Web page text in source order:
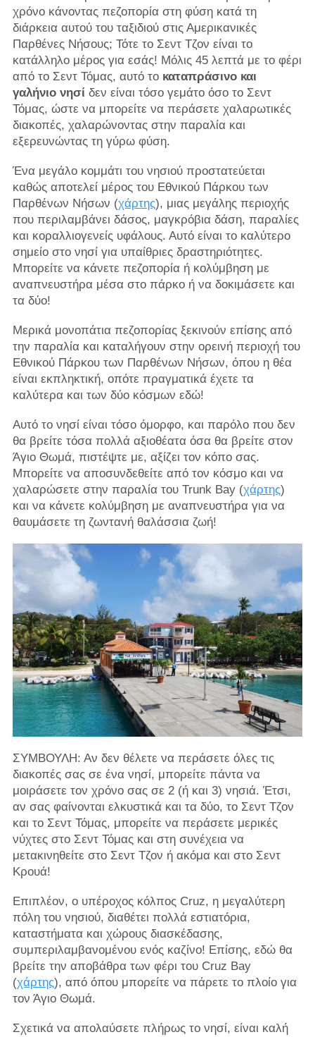
χρόνο κάνοντας πεζοπορία στη φύση κατά τη
διάρκεια αυτού του ταξιδιού στις Αμερικανικές
Παρθένες Νήσους; Τότε το Σεντ Τζον είναι το
κατάλληλο μέρος για εσάς! Μόλις 45 λεπτά με το φέρι
από το Σεντ Τόμας, αυτό το καταπράσινο και
γαλήνιο νησί δεν είναι τόσο γεμάτο όσο το Σεντ
Τόμας, ώστε να μπορείτε να περάσετε χαλαρωτικές
διακοπές, χαλαρώνοντας στην παραλία και
εξερευνώντας τη γύρω φύση.
Ένα μεγάλο κομμάτι του νησιού προστατεύεται
καθώς αποτελεί μέρος του Εθνικού Πάρκου των
Παρθένων Νήσων (χάρτης), μιας μεγάλης περιοχής
που περιλαμβάνει δάσος, μαγκρόβια δάση, παραλίες
και κοραλλιογενείς υφάλους. Αυτό είναι το καλύτερο
σημείο στο νησί για υπαίθριες δραστηριότητες.
Μπορείτε να κάνετε πεζοπορία ή κολύμβηση με
αναπνευστήρα μέσα στο πάρκο ή να δοκιμάσετε και
τα δύο!
Μερικά μονοπάτια πεζοπορίας ξεκινούν επίσης από
την παραλία και καταλήγουν στην ορεινή περιοχή του
Εθνικού Πάρκου των Παρθένων Νήσων, όπου η θέα
είναι εκπληκτική, οπότε πραγματικά έχετε τα
καλύτερα και των δύο κόσμων εδώ!
Αυτό το νησί είναι τόσο όμορφο, και παρόλο που δεν
θα βρείτε τόσα πολλά αξιοθέατα όσα θα βρείτε στον
Άγιο Θωμά, πιστέψτε με, αξίζει τον κόπο σας.
Μπορείτε να αποσυνδεθείτε από τον κόσμο και να
χαλαρώσετε στην παραλία του Trunk Bay (χάρτης)
και να κάνετε κολύμβηση με αναπνευστήρα για να
θαυμάσετε τη ζωντανή θαλάσσια ζωή!
ΣΥΜΒΟΥΛΗ: Αν δεν θέλετε να περάσετε όλες τις
διακοπές σας σε ένα νησί, μπορείτε πάντα να
μοιράσετε τον χρόνο σας σε 2 (ή και 3) νησιά. Έτσι,
αν σας φαίνονται ελκυστικά και τα δύο, το Σεντ Τζον
και το Σεντ Τόμας, μπορείτε να περάσετε μερικές
νύχτες στο Σεντ Τόμας και στη συνέχεια να
μετακινηθείτε στο Σεντ Τζον ή ακόμα και στο Σεντ
Κρουά!
Επιπλέον, ο υπέροχος κόλπος Cruz, η μεγαλύτερη
πόλη του νησιού, διαθέτει πολλά εστιατόρια,
καταστήματα και χώρους διασκέδασης,
συμπεριλαμβανομένου ενός καζίνο! Επίσης, εδώ θα
βρείτε την αποβάθρα των φέρι του Cruz Bay
(χάρτης), από όπου μπορείτε να πάρετε το πλοίο για
τον Άγιο Θωμά.
Σχετικά να απολαύσετε πλήρως το νησί, είναι καλή